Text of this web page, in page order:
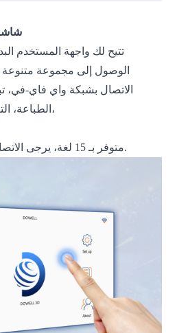
7.
تتيح لك واجهة المستخدم
الاتصال بشبكة واي فاي-في،
الطباعة، التسريع، ضبط درجة الحرارة،
متوفر بـ 15 لغة، يرجى الاتصال بنا لمزيد من المعلومات.